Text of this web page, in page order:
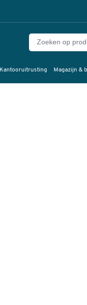
Kantooruitrusting Magazijn &